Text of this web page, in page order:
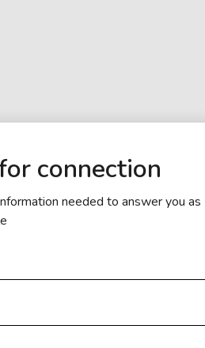
connection
needed to answer you as